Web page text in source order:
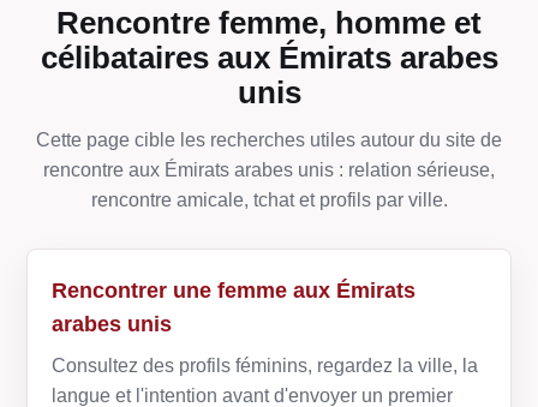
Rencontre femme, homme et
célibataires aux Émirats arabes
unis
Cette page cible les recherches utiles autour du site de
rencontre aux Émirats arabes unis : relation sérieuse,
rencontre amicale, tchat et profils par ville.
Rencontrer une femme aux Émirats
arabes unis
Consultez des profils féminins, regardez la ville, la
langue et l'intention avant d'envoyer un premier